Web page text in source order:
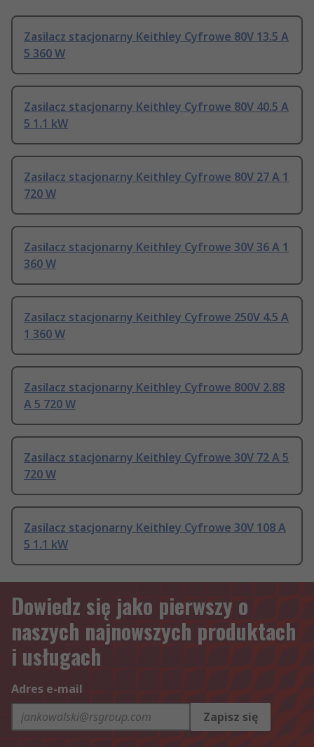
Zasilacz stacjonarny Keithley Cyfrowe 80V 13.5 A
5 360 W
Zasilacz stacjonarny Keithley Cyfrowe 80V 40.5 A
5 1.1 kW
Zasilacz stacjonarny Keithley Cyfrowe 80V 27 A 1
720 W
Zasilacz stacjonarny Keithley Cyfrowe 30V 36 A 1
360 W
Zasilacz stacjonarny Keithley Cyfrowe 250V 4.5 A
1 360 W
Zasilacz stacjonarny Keithley Cyfrowe 800V 2.88
A 5 720 W
Zasilacz stacjonarny Keithley Cyfrowe 30V 72 A 5
720 W
Zasilacz stacjonarny Keithley Cyfrowe 30V 108 A
5 1.1 kW
Dowiedz się jako pierwszy o
naszych najnowszych produktach
i usługach
Adres e-mail
Zapisz się